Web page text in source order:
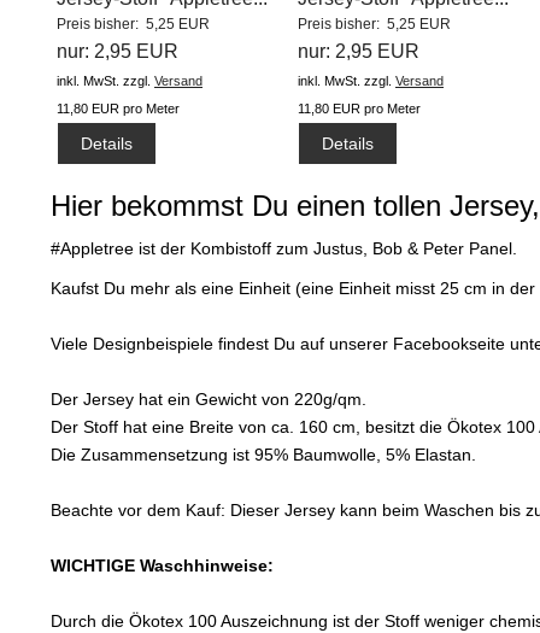
Preis bisher: 5,25 EUR
nur: 2,95 EUR
inkl. MwSt. zzgl. Versand
11,80 EUR pro Meter
Details
Preis bisher: 5,25 EUR
nur: 2,95 EUR
inkl. MwSt. zzgl. Versand
11,80 EUR pro Meter
Details
Hier bekommst Du einen tollen
#Appletree ist der Kombistoff zum Justus, Bob & Peter Panel.
Kaufst Du mehr als eine Einheit (eine Einheit misst 25 cm in
Viele Designbeispiele findest Du auf unserer Facebookseite
Der Jersey hat ein Gewicht von 220g/qm.
Der Stoff hat eine Breite von ca. 160 cm, besitzt die Ökotex
Die Zusammensetzung ist 95% Baumwolle, 5% Elastan.
Beachte vor dem Kauf: Dieser Jersey kann beim Waschen bis
WICHTIGE Waschhinweise:
Durch die Ökotex 100 Auszeichnung ist der Stoff weniger